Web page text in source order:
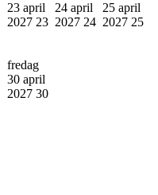
23 april
2027 23
24 april
2027 24
25 april
2027 25
fredag
30 april
2027 30